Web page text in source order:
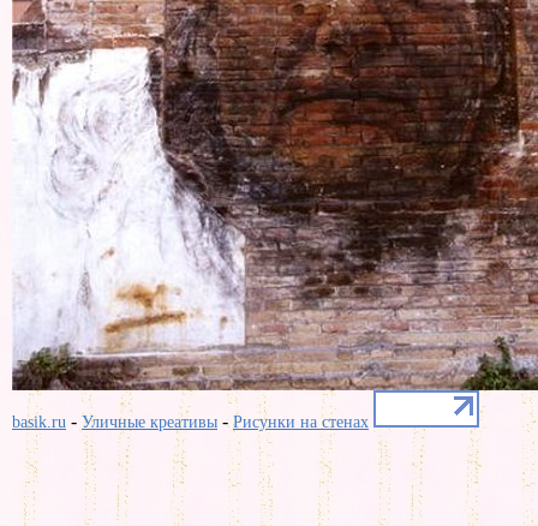
basik.ru - Уличные креативы - Рисунки на стенах